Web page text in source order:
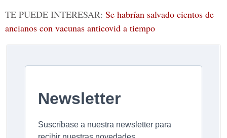
TE PUEDE INTERESAR: Se habrían salvado cientos de
ancianos con vacunas anticovid a tiempo